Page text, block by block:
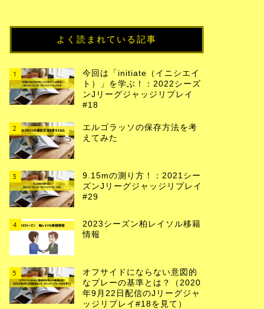
よく読まれている記事
1
今回は「initiate（イニシエイ
ト）」を学ぶ！：2022シーズ
ンJリーグジャッジリプレイ
#18
2
エルゴラッソの保存方法を考
えてみた
3
9.15mの測り方！：2021シー
ズンJリーグジャッジリプレイ
#29
4
2023シーズン柏レイソル移籍
情報
5
オフサイドにならない意図的
なプレーの基準とは？（2020
年9月22日配信のJリーグジャ
ッジリプレイ#18を見て）